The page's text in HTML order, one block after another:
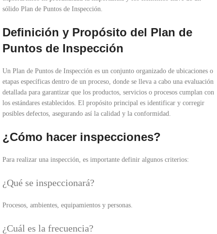
sólido Plan de Puntos de Inspección.
Definición y Propósito del Plan de
Puntos de Inspección
Un Plan de Puntos de Inspección es un conjunto organizado de ubicaciones o
etapas específicas dentro de un proceso, donde se lleva a cabo una evaluación
detallada para garantizar que los productos, servicios o procesos cumplan con
los estándares establecidos. El propósito principal es identificar y corregir
posibles defectos, asegurando así la calidad y la conformidad.
¿Cómo hacer inspecciones?
Para realizar una inspección, es importante definir algunos criterios:
¿Qué se inspeccionará?
Procesos, ambientes, equipamientos y personas.
¿Cuál es la frecuencia?